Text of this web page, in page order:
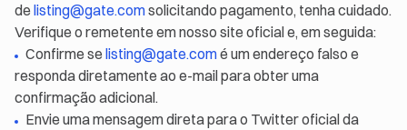
delisting@gate.comsolicitando pagamento, tenha cuidado.
Verifique o remetente em nosso site oficial e, em seguida:
Confirme selisting@gate.comé um endereço falso e
responda diretamente ao e-mail para obter uma
confirmação adicional.
Envie uma mensagem direta para o Twitter oficial da